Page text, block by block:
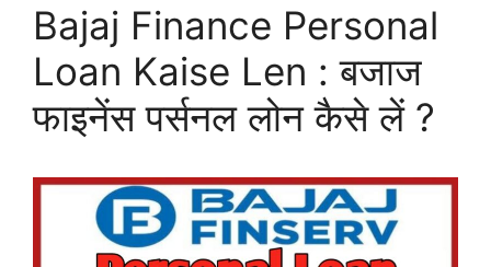
Bajaj Finance Personal
Loan Kaise Len : बजाज
फाइनेंस पर्सनल लोन कैसे लें ?